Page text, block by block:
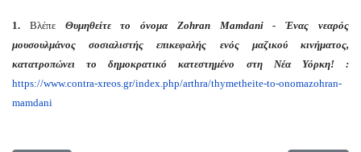
1. Βλέπε Θυμηθείτε το όνομα Zohran Mamdani - Ένας νεαρός
μουσουλμάνος σοσιαλιστής επικεφαλής ενός μαζικού κινήματος,
κατατροπώνει το δημοκρατικό κατεστημένο στη Νέα Υόρκη! :
https://www.contra-xreos.gr/index.php/arthra/thymetheite-to-onomazohran-
mamdani